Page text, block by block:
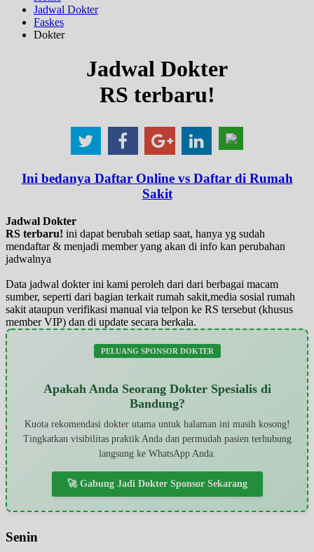
Jadwal Dokter
Faskes
Dokter
Jadwal Dokter
RS terbaru!
Ini bedanya Daftar Online vs Daftar di Rumah
Sakit
Jadwal Dokter
RS terbaru! ini dapat berubah setiap saat, hanya yg sudah
mendaftar & menjadi member yang akan di info kan perubahan
jadwalnya
Data jadwal dokter ini kami peroleh dari dari berbagai macam
sumber, seperti dari bagian terkait rumah sakit,media sosial rumah
sakit ataupun verifikasi manual via telpon ke RS tersebut (khusus
member VIP) dan di update secara berkala.
PELUANG SPONSOR DOKTER
Apakah Anda Seorang Dokter Spesialis di
Bandung?
Kuota rekomendasi dokter utama untuk halaman ini masih kosong!
Tingkatkan visibilitas praktik Anda dan permudah pasien terhubung
langsung ke WhatsApp Anda.
🚀 Gabung Jadi Dokter Sponsor Sekarang
Senin